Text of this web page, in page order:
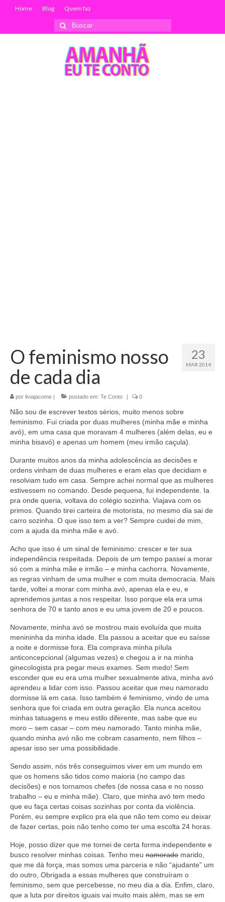
Home Blog Quem faz
Buscar
por:
23
MAR 2014
O feminismo nosso
de cada dia
por liviajacome | postado em: Te Conto | 0
Não sou de escrever textos sérios, muito menos sobre
feminismo. Fui criada por duas mulheres (minha mãe e minha
avó), em uma casa que moravam 4 mulheres (além delas, eu e
minha bisavó) e apenas um homem (meu irmão caçula).
Durante muitos anos da minha adolescência as decisões e
ordens vinham de duas mulheres e eram elas que decidiam e
resolviam tudo em casa. Sempre achei normal que as mulheres
estivessem no comando. Desde pequena, fui independente. Ia
pra onde queria, voltava do colégio sozinha. Viajava com os
primos. Quando tirei carteira de motorista, no mesmo dia sai de
carro sozinha. O que isso tem a ver? Sempre cuidei de mim,
com a ajuda da minha mãe e avó.
Acho que isso é um sinal de feminismo: crescer e ter sua
independência respeitada. Depois de um tempo passei a morar
só com a minha mãe e irmão – e minha cachorra. Novamente,
as regras vinham de uma mulher e com muita democracia. Mais
tarde, voltei a morar com minha avó, apenas ela e eu, e
aprendemos juntas a nos respeitar. Isso porque ela era uma
senhora de 70 e tanto anos e eu uma jovem de 20 e poucos.
Novamente, minha avó se mostrou mais evoluída que muita
menininha da minha idade. Ela passou a aceitar que eu saísse
a noite e dormisse fora. Ela comprava minha pílula
anticoncepcional (algumas vezes) e chegou a ir na minha
ginecologista pra pegar meus exames. Sem medo! Sem
esconder que eu era uma mulher sexualmente ativa, minha avó
aprendeu a lidar com isso. Passou aceitar que meu namorado
dormisse lá em casa. Isso também é feminismo, vindo de uma
senhora que foi criada em outra geração. Ela nunca aceitou
minhas tatuagens e meu estilo diferente, mas sabe que eu
moro – sem casar – com meu namorado. Tanto minha mãe,
quando minha avó não me cobram casamento, nem filhos –
apesar isso ser uma possibilidade.
Sendo assim, nós três conseguimos viver em um mundo em
que os homens são tidos como maioria (no campo das
decisões) e nos tornamos chefes (de nossa casa e no nosso
trabalho – eu e minha mãe). Claro, que minha avó tem medo
que eu faça certas coisas sozinhas por conta da violência.
Porém, eu sempre explico pra ela que não tem como eu deixar
de fazer certas, pois não tenho como ter uma escolta 24 horas.
Hoje, posso dizer que me tornei de certa forma independente e
busco resolver minhas coisas. Tenho meu namorado marido,
que me dá força, mas somos uma parceria e não “ajudante” um
do outro, Obrigada a essas mulheres que construíram o
feminismo, sem que percebesse, no meu dia a dia. Enfim, claro,
que a luta por direitos iguais vai muito mais além, mas se em